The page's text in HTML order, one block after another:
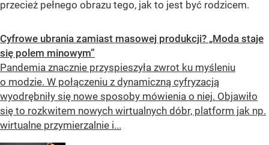
przecież pełnego obrazu tego, jak to jest być rodzicem.
Cyfrowe ubrania zamiast masowej produkcji? „Moda staje
się polem minowym”
Pandemia znacznie przyspieszyła zwrot ku myśleniu
o modzie. W połączeniu z dynamiczną cyfryzacją
wyodrębniły się nowe sposoby mówienia o niej. Objawiło
się to rozkwitem nowych wirtualnych dóbr, platform jak np.
wirtualne przymierzalnie i...